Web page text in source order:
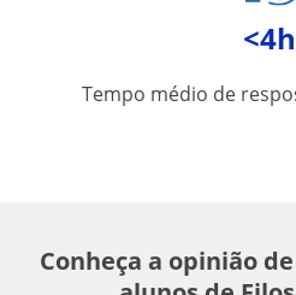
<4h
Tempo médio de
Conheça a opinião